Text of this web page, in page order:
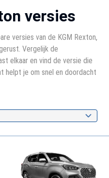
versies
versies van de KGM Rexton,
Vergelijk de
elkaar en vind de versie die
helpt je om snel en doordacht